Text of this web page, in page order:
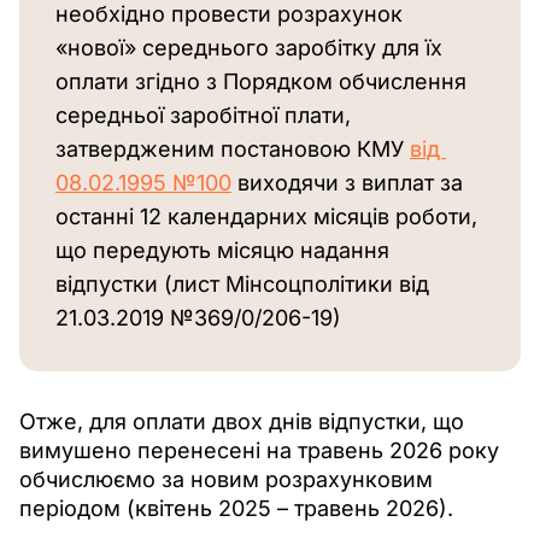
необхідно провести розрахунок
«нової» середнього заробітку для їх
оплати згідно з Порядком обчислення
середньої заробітної плати,
затвердженим постановою КМУ від
08.02.1995 №100 виходячи з виплат за
останні 12 календарних місяців роботи,
що передують місяцю надання
відпустки (лист Мінсоцполітики від
21.03.2019 №369/0/206-19)
Отже, для оплати двох днів відпустки, що
вимушено перенесені на травень 2026 року
обчислюємо за новим розрахунковим
періодом (квітень 2025 – травень 2026).